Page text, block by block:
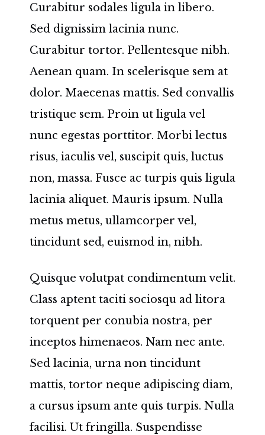
Curabitur sodales ligula in libero.
Sed dignissim lacinia nunc.
Curabitur tortor. Pellentesque nibh.
Aenean quam. In scelerisque sem at
dolor. Maecenas mattis. Sed convallis
tristique sem. Proin ut ligula vel
nunc egestas porttitor. Morbi lectus
risus, iaculis vel, suscipit quis, luctus
non, massa. Fusce ac turpis quis ligula
lacinia aliquet. Mauris ipsum. Nulla
metus metus, ullamcorper vel,
tincidunt sed, euismod in, nibh.
Quisque volutpat condimentum velit.
Class aptent taciti sociosqu ad litora
torquent per conubia nostra, per
inceptos himenaeos. Nam nec ante.
Sed lacinia, urna non tincidunt
mattis, tortor neque adipiscing diam,
a cursus ipsum ante quis turpis. Nulla
facilisi. Ut fringilla. Suspendisse